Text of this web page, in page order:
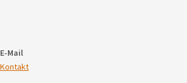
E-Mail
Kontakt